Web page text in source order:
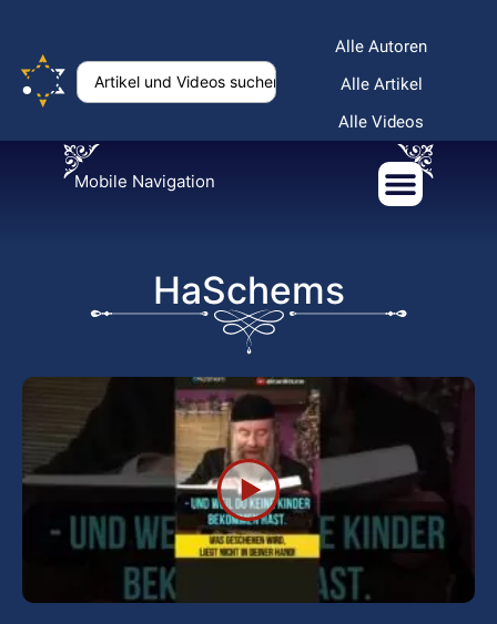
Alle Autoren
Alle Artikel
Alle Videos
Mobile Navigation
HaSchems